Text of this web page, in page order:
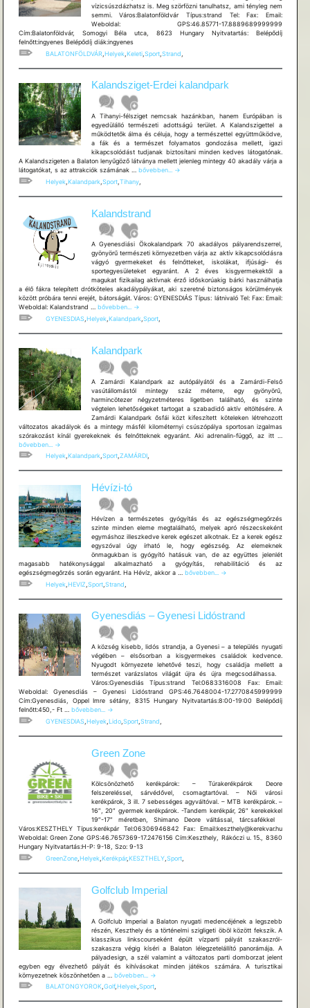
vízicsúszdázhatsz is. Meg szörfözni tanulhatsz, ami tényleg nem
semmi. Város:Balatonföldvár Típus:strand Tel: Fax: Email:
Weboldal: GPS:46.85771-17.8889689999999
Cím:Balatonföldvár, Somogyi Béla utca, 8623 Hungary Nyitvatartás: Belépődíj
felnőtt:ingyenes Belépődíj diák:ingyenes
BALATONFÖLDVÁR, Helyek, Keleti, Sport, Strand
Kalandsziget-Erdei kalandpark
A Tihanyi-félsziget nemcsak hazánkban, hanem Európában is
egyedülálló természeti adottságú terület. A Kalandszigettel a
működtetők álma és céluja, hogy a természettel együttműködve,
a fák és a természet folyamatos gondozása mellett, igazi
kikapcsolódást tudjanak biztosítani minden kedves látogatónak.
A Kalandszigeten a Balaton lenyűgöző látványa mellett jelenleg mintegy 40 akadály várja a
látogatókat, s az attrakciók számának … Kalandsziget-
kalandpark
bővebben...
→
Helyek, Kalandpark, Sport, Tihany,
Kalandstrand
A Gyenesdiási Ökokalandpark 70 akadályos pályarendszerrel,
gyönyörű természeti környezetben várja az aktív kikapcsolódásra
vágyó gyermekeket és felnőtteket, iskolákat, ifjúsági- és
sportegyesületeket egyaránt. A 2 éves kisgyermekektől a
magukat fizikailag aktívnak érző időskorúakig bárki használhatja
a élő fákra telepített drótköteles akadálypályákat, aki szeretné biztonságos körülmények
között próbára tenni erejét, bátorságát. Város: GYENESDIÁS Típus: látnivaló Tel: Fax: Email:
Weboldal: Kalandstrand … Kalandstrand
bővebben... →
GYENESDIAS, Helyek, Kalandpark, Sport,
Kalandpark
A Zamárdi Kalandpark az autópályától és a Zamárdi-Felső
vasútállomástól mintegy száz méterre, egy gyönyörű,
harmincötezer négyzetméteres ligetben található, és szinte
végtelen lehetőségeket tartogat a szabadidő aktív eltöltésére. A
Zamárdi Kalandpark ősfái közt kifeszített köteleken létrehozott
változatos akadályok és a mintegy másfél kilométernyi csúszópálya sportosan izgalmas
szórakozást kínál gyerekeknek és felnőtteknek egyaránt. Aki adrenalin-függő, az itt …
bővebben...
→
Helyek,Kalandpark,Sport,ZAMÁRDI,
Hévízi-tó
Hévízen a természetes gyógyítás és az egészségmegőrzés
szinte minden eleme megtalálható, melyek apró részecskeként
egymáshoz illeszkedve kerek egészet alkotnak. Ez a kerek egész
egyszóval úgy írható le, hogy egészség. Az elemeknek
önmagukban is gyógyító hatásuk van, de az együttes jelenlét
magasabb hatékonysággal alkalmazható a gyógyítás, rehabilitáció és az
egészségmegőrzés során egyaránt. Ha Hévíz, akkor a … Hévízi-
bővebben...
→
Helyek, HEVIZ Sport, Strand
Gyenesdiás – Gyenesi Lidóstrand
A község kisebb, lidós strandja, a Gyenesi – a település nyugati
végében – elsősorban a kisgyermekes családok kedvence.
Nyugodt környezete lehetővé teszi, hogy családja mellett a
természet varázslatos világát újra és újra megcsodálhassa.
Város:Gyenesdiás Típus:strand Tel:0683316008 Fax: Email:
Weboldal: Gyenesdiás – Gyenesi Lidóstrand GPS:46.7648004-17.2770845999999
Cím:Gyenesdiás, Oppel Imre sétány, 8315 Hungary Nyitvatartás:8:00-19:00 Belépődíj
felnőtt:450,- Ft … Gyenesdiás
–
Gyenesi
Lidóstrand
bővebben...
→
GYENESDIAS, Helyek, Lido, Sport, Strand
Green Zone
Kölcsönözhető kerékpárok: – Túrakerékpárok Deore
felszereléssel, sárvédővel, csomagtartóval. – Női városi
kerékpárok, 3 ill. 7 sebességes agyváltóval. – MTB kerékpárok. –
16″, 20″ gyermek kerékpárok. -Tandem kerékpár, 26″ kerekekkel
19″-17″ méretben, Shimano Deore váltással, tárcsafékkel
Város:KESZTHELY Típus:kerékpár Tel:06306946842 Fax: Email:keszthely@kerekvar.hu
Weboldal: Green Zone GPS:46.7657369-17.2476156 Cím:Keszthely, Rákóczi u. 15., 8360
Hungary Nyitvatartás:H-P: 9-18, Szo: 9-13
GreenZone, Helyek, Kerékpár,KESZTHELY, Sport,
Golfclub Imperial
A Golfclub Imperial a Balaton nyugati medencéjének a legszebb
részén, Keszthely és a történelmi szigligeti öböl között fekszik. A
klasszikus linkscourseként épült vízparti pályát szakaszról-
szakaszra végig kíséri a Balaton lélegzetelállító panorámája. A
pályadesign, a szél valamint a változatos parti domborzat jelent
egyben egy élvezhető pályát és kihívásokat minden játékos számára. A turisztikai
környezetnek köszönhetően a … Golfclub
Imperial
bővebben...
→
BALATONGYOROK,Golf,Helyek,Sport,